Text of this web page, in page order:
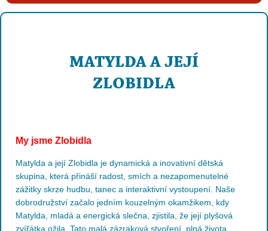
MATYLDA A JEJÍ
ZLOBIDLA
My jsme Zlobidla
Matylda a její Zlobidla je dynamická a inovativní dětská
skupina, která přináší radost, smích a nezapomenutelné
zážitky skrze hudbu, tanec a interaktivní vystoupení. Naše
dobrodružství začalo jedním kouzelným okamžikem, kdy
Matylda, mladá a energická slečna, zjistila, že její plyšová
zvířátka ožila. Tato malá zázraková stvoření, plná života